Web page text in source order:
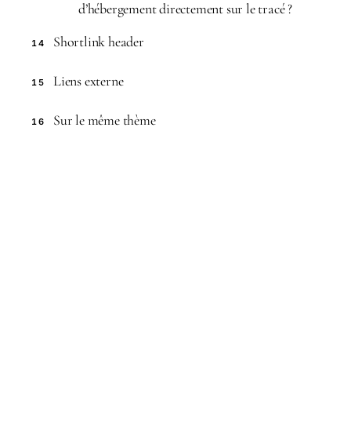
d’hébergement directement sur le tracé ?
14 Shortlink header
15 Liens externe
16 Sur le même thème